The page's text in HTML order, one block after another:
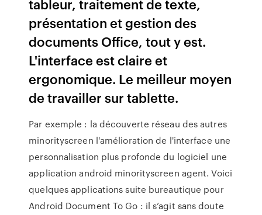
tableur, traitement de texte,
présentation et gestion des
documents Office, tout y est.
L'interface est claire et
ergonomique. Le meilleur moyen
de travailler sur tablette.
Par exemple : la découverte réseau des autres
minorityscreen l'amélioration de l'interface une
personnalisation plus profonde du logiciel une
application android minorityscreen agent. Voici
quelques applications suite bureautique pour
Android Document To Go : il s’agit sans doute